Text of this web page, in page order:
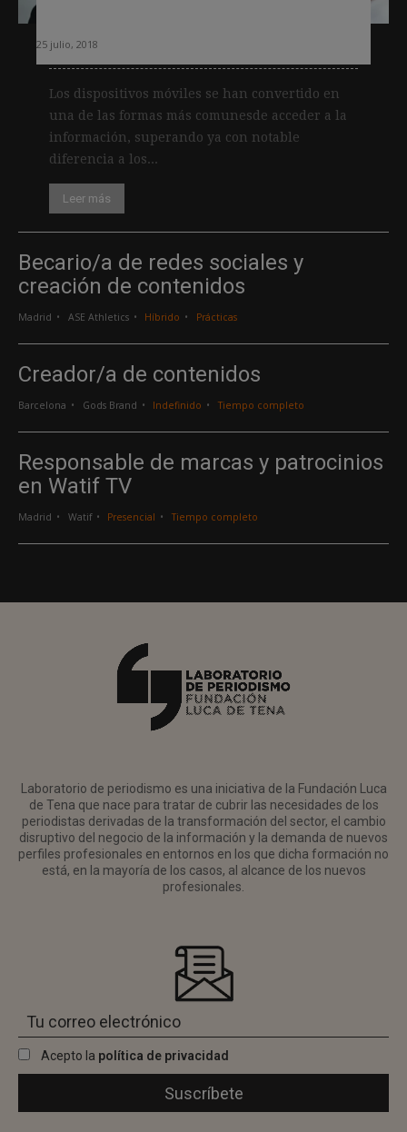
25 julio, 2018
Los dispositivos móviles se han convertido en
una de las formas más comunesde acceder a la
información, superando ya con notable
diferencia a los...
Leer más
Becario/a de redes sociales y
creación de contenidos
Madrid ASE Athletics Híbrido Prácticas
Creador/a de contenidos
Barcelona Gods Brand Indefinido Tiempo completo
Responsable de marcas y patrocinios
en Watif TV
Madrid Watif Presencial Tiempo completo
Laboratorio de periodismo es una iniciativa de la Fundación Luca
de Tena que nace para tratar de cubrir las necesidades de los
periodistas derivadas de la transformación del sector, el cambio
disruptivo del negocio de la información y la demanda de nuevos
perfiles profesionales en entornos en los que dicha formación no
está, en la mayoría de los casos, al alcance de los nuevos
profesionales.
Acepto la política de privacidad